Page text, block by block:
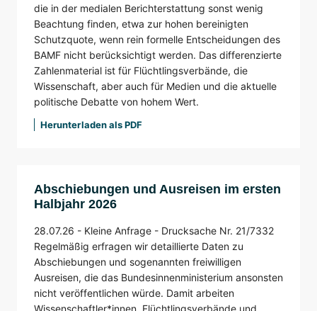
die in der medialen Berichterstattung sonst wenig
Beachtung finden, etwa zur hohen bereinigten
Schutzquote, wenn rein formelle Entscheidungen des
BAMF nicht berücksichtigt werden. Das differenzierte
Zahlenmaterial ist für Flüchtlingsverbände, die
Wissenschaft, aber auch für Medien und die aktuelle
politische Debatte von hohem Wert.
Herunterladen als PDF
Abschiebungen und Ausreisen im ersten
Halbjahr 2026
28.07.26 - Kleine Anfrage - Drucksache Nr. 21/7332
Regelmäßig erfragen wir detaillierte Daten zu
Abschiebungen und sogenannten freiwilligen
Ausreisen, die das Bundesinnenministerium ansonsten
nicht veröffentlichen würde. Damit arbeiten